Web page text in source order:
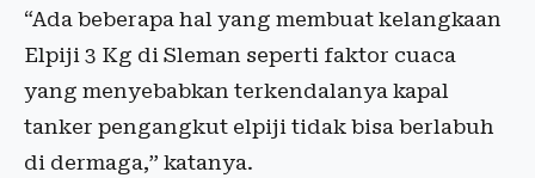
“Ada beberapa hal yang membuat kelangkaan
Elpiji 3 Kg di Sleman seperti faktor cuaca
yang menyebabkan terkendalanya kapal
tanker pengangkut elpiji tidak bisa berlabuh
di dermaga,” katanya.